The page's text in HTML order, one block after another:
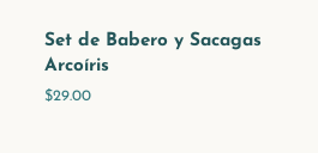
Set de Babero y Sacagas
Arcoíris
Precio
$29.00